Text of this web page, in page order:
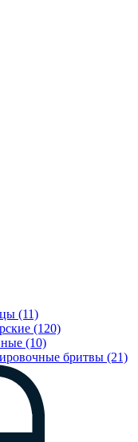
(11)
(120)
(10)
бритвы (21)